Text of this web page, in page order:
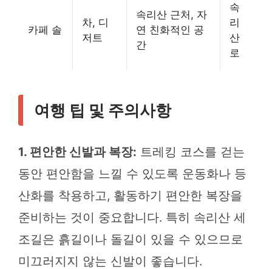
카페 솔
차, 디
저트
속리산 근처, 자
연 친화적인 공
간
속
리
산
로
여행 팁 및 주의사항
1. 편안한 신발과 복장: 트레킹 코스를 걷는
동안 편안함을 느낄 수 있도록 운동화나 등
산화를 착용하고, 활동하기 편안한 복장을
준비하는 것이 중요합니다. 특히 속리산 세
조길은 흙길이나 돌길이 있을 수 있으므로
미끄러지지 않는 신발이 좋습니다.